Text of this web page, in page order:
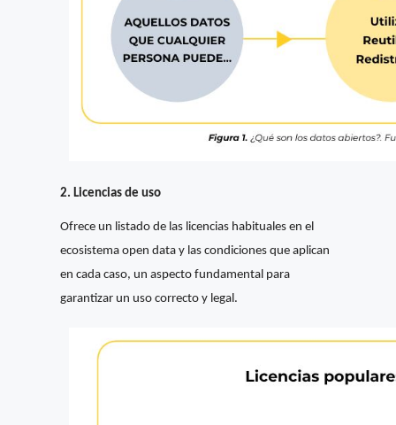
2. Licencias de uso
Ofrece un listado de las licencias habituales en el
ecosistema open data y las condiciones que aplican
en cada caso, un aspecto fundamental para
garantizar un uso correcto y legal.